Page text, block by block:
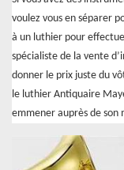
voulez vous en séparer
à un luthier pour
spécialiste de la vente
donner le prix juste du
le luthier Antiquaire
emmener auprès de son